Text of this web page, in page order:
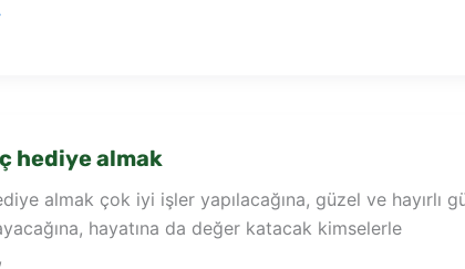
hediye almak
almak çok iyi işler yapılacağına, güzel ve hayırlı
hayatına da değer katacak kimselerle